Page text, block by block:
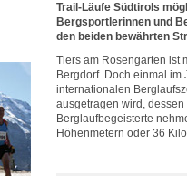
Trail-Läufe Südtirols
Bergsportlerinnen und
den beiden bewährten
Tiers am Rosengarten ist
Bergdorf. Doch einmal im
internationalen
ausgetragen wird,
Berglaufbegeisterte
Höhenmetern oder 36